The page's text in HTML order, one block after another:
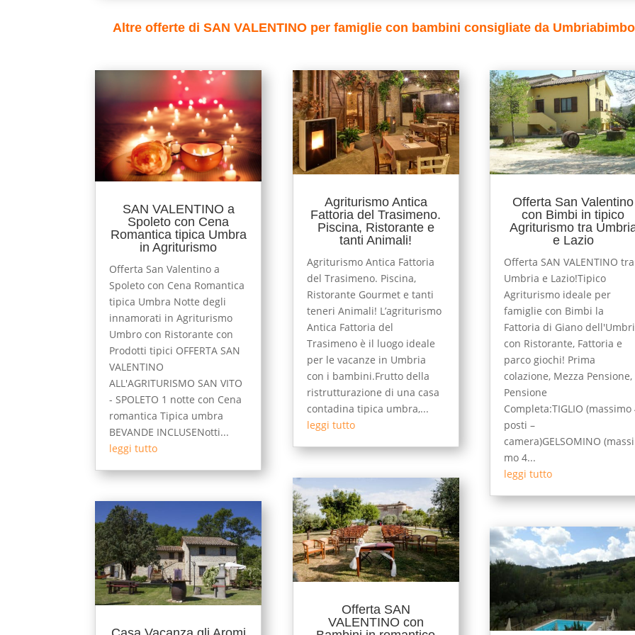
Altre offerte di SAN VALENTINO per famiglie con bambini consigliate da
SAN VALENTINO a
Spoleto con Cena
Romantica tipica Umbra
in Agriturismo
Offerta San Valentino a
Spoleto con Cena Romantica
tipica Umbra Notte degli
innamorati in Agriturismo
Umbro con Ristorante con
Prodotti tipici OFFERTA SAN
VALENTINO
ALL'AGRITURISMO SAN VITO
- SPOLETO 1 notte con Cena
romantica Tipica umbra
BEVANDE INCLUSENotti...
leggi tutto
Agriturismo Antica
Fattoria del Trasimeno.
Piscina, Ristorante e
tanti Animali!
Agriturismo Antica Fattoria
del Trasimeno. Piscina,
Ristorante Gourmet e tanti
teneri Animali! L’agriturismo
Antica Fattoria del
Trasimeno è il luogo ideale
per le vacanze in Umbria
con i bambini.Frutto della
ristrutturazione di una casa
contadina tipica umbra,...
leggi tutto
Offerta SAN
VALENTINO con
Offerta San Valentino
con Bimbi in tipico
Agriturismo tra
e Lazio
Offerta SAN VALENTINO tra
Umbria e Lazio!Tipico
Agriturismo ideale per
famiglie con Bimbi la
Fattoria di Giano
con Ristorante, Fattoria e
parco giochi! Prima
colazione, Mezza Pensione,
Pensione
Completa:TIGLIO (massimo
posti –
camera)GELSOMINO (massi
mo 4...
leggi tutto